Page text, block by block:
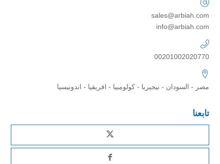
sales@arbiah.com
info@arbiah.com
00201002020770
مصر - السودان - نيجيريا - كولومبيا - افريقيا - اندونيسيا
تابعنا